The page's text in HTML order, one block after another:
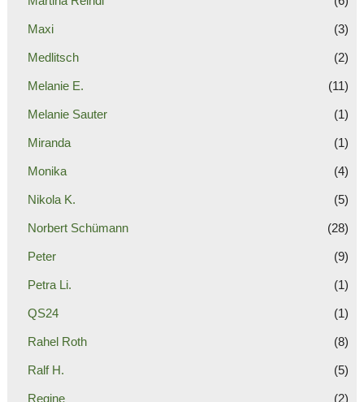
Maxi (3)
Medlitsch (2)
Melanie E. (11)
Melanie Sauter (1)
Miranda (1)
Monika (4)
Nikola K. (5)
Norbert Schümann (28)
Peter (9)
Petra Li. (1)
QS24 (1)
Rahel Roth (8)
Ralf H. (5)
Regine (2)